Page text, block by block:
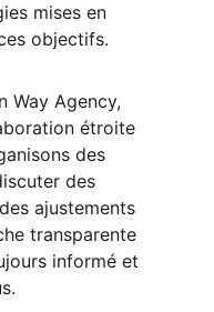
mises en
objectifs.
Way Agency,
étroite
des
des
ajustements
transparente
informé et